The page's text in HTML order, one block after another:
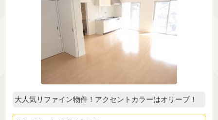
大人気リファイン物件！アクセントカラーはオリーブ！